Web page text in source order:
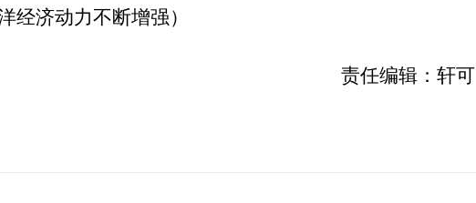
经济动力不断增强）
责任编辑：轩可